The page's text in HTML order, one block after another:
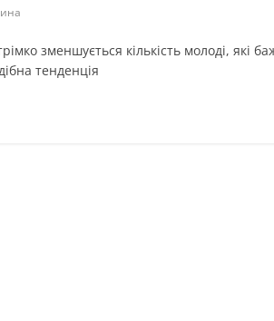
зменшується кількість молоді, які
тенденція